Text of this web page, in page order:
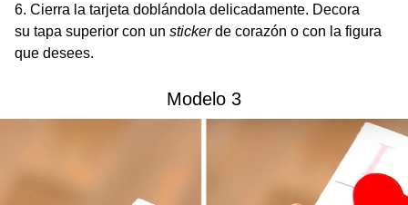
Cierra la tarjeta doblándola delicadamente. Decora
su tapa superior con un stickerde corazón o con la figura
que desees.
Modelo 3